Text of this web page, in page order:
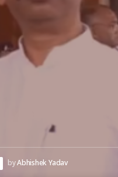
byAbhishek Yadav